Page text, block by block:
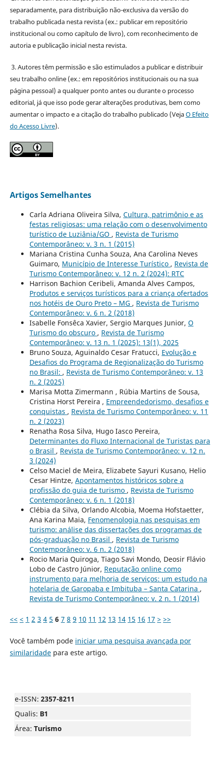
separadamente, para distribuição não-exclusiva da versão do
trabalho publicada nesta revista (ex.: publicar em repositório
institucional ou como capítulo de livro), com reconhecimento de
autoria e publicação inicial nesta revista.
3. Autores têm permissão e são estimulados a publicar e distribuir
seu trabalho online (ex.: em repositórios institucionais ou na sua
página pessoal) a qualquer ponto antes ou durante o processo
editorial, já que isso pode gerar alterações produtivas, bem como
aumentar o impacto e a citação do trabalho publicado (VejaO Efeito
do Acesso Livre).
Artigos Semelhantes
Carla Adriana Oliveira Silva, Cultura, patrimônio e as
festas religiosas: uma relação com o desenvolvimento
turístico de Luziânia/GO , Revista de Turismo
Contemporâneo: v. 3 n. 1 (2015)
Mariana Cristina Cunha Souza, Ana Carolina Neves
Guimaro, Município de Interesse Turístico , Revista de
Turismo Contemporâneo: v. 12 n. 2 (2024): RTC
Harrison Bachion Ceribeli, Amanda Alves Campos,
Produtos e serviços turísticos para a criança ofertados
nos hotéis de Ouro Preto – MG , Revista de Turismo
Contemporâneo: v. 6 n. 2 (2018)
Isabelle Fonsêca Xavier, Sergio Marques Junior, O
Turismo do obscuro , Revista de Turismo
Contemporâneo: v. 13 n. 1 (2025): 13(1), 2025
Bruno Souza, Aguinaldo Cesar Fratucci, Evolução e
Desafios do Programa de Regionalização do Turismo
no Brasil: , Revista de Turismo Contemporâneo: v. 13
n. 2 (2025)
Marisa Motta Zimermann , Rúbia Martins de Sousa,
Cristina Horst Pereira , Empreendedorismo, desafios e
conquistas , Revista de Turismo Contemporâneo: v. 11
n. 2 (2023)
Renatha Rosa Silva, Hugo Iasco Pereira,
Determinantes do Fluxo Internacional de Turistas para
o Brasil , Revista de Turismo Contemporâneo: v. 12 n.
3 (2024)
Celso Maciel de Meira, Elizabete Sayuri Kusano, Helio
Cesar Hintze, Apontamentos históricos sobre a
profissão do guia de turismo , Revista de Turismo
Contemporâneo: v. 6 n. 1 (2018)
Clébia da Silva, Orlando Alcobia, Moema Hofstaetter,
Ana Karina Maia, Fenomenologia nas pesquisas em
turismo: análise das dissertações dos programas de
pós-graduação no Brasil , Revista de Turismo
Contemporâneo: v. 6 n. 2 (2018)
Rocio Maria Quiroga, Tiago Savi Mondo, Deosir Flávio
Lobo de Castro Júnior, Reputação online como
instrumento para melhoria de serviços: um estudo na
hotelaria de Garopaba e Imbituba – Santa Catarina ,
Revista de Turismo Contemporâneo: v. 2 n. 1 (2014)
<< < 1 2 3 4 5 6 7 8 9 10 11 12 13 14 15 16 17 > >>
Você também pode iniciar uma pesquisa avançada por
similaridadepara este artigo.
e-ISSN: 2357-8211
Qualis: B1
Área: Turismo